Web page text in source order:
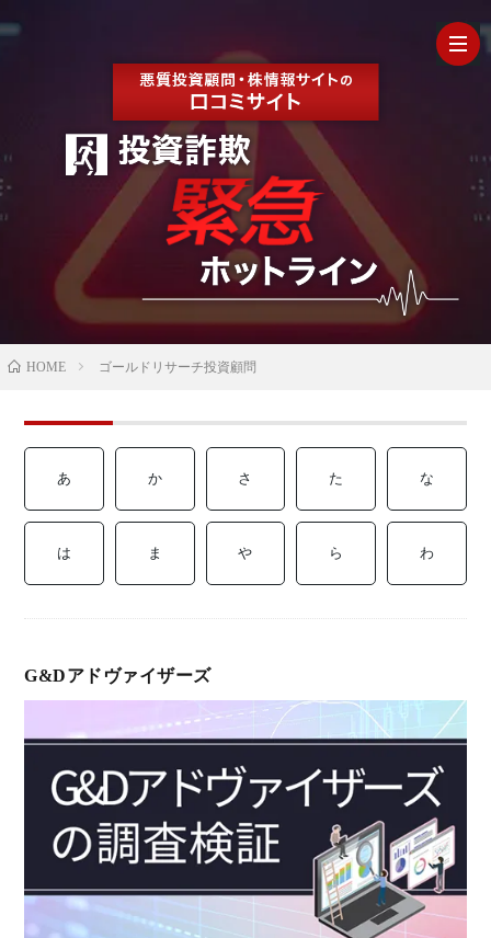
【
当に
げる
サー
済
み
覧
用
語
典
コラ
HOME ゴールドリサーチ投資顧問
あ か さ た な
は ま や ら わ
G&Dアドヴァイザーズ